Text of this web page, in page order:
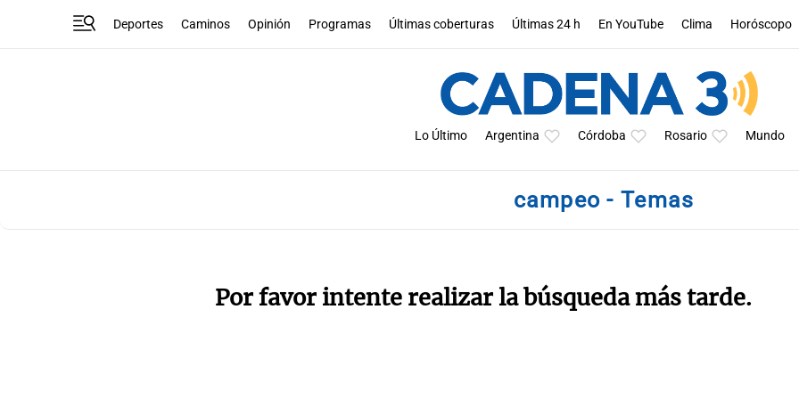
Deportes Caminos Opinión Programas Últimas coberturas Últimas 24 h En YouTube Clima Horóscopo
Lo Último Argentina Córdoba Rosario Mundo
campeo - Temas
Por favor intente realizar la búsqueda más tarde.